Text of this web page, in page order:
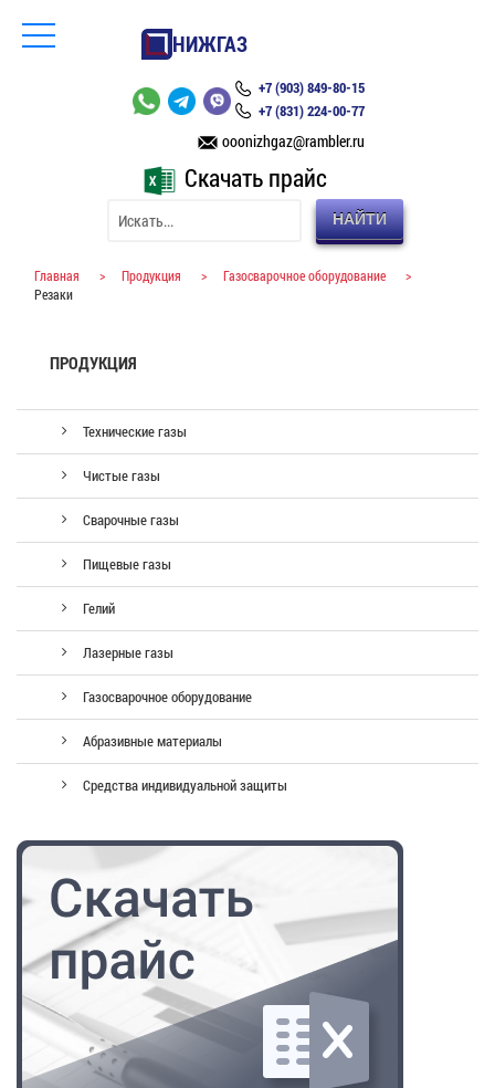
НИЖГАЗ
+7 (903) 849-80-15
+7 (831) 224-00-77
ooonizhgaz@rambler.ru
Скачать прайс
НАЙТИ
Главная > Продукция > Газосварочное оборудование
>
Резаки
ПРОДУКЦИЯ
Технические газы
Чистые газы
Сварочные газы
Пищевые газы
Гелий
Лазерные газы
Газосварочное оборудование
Абразивные материалы
Средства индивидуальной защиты